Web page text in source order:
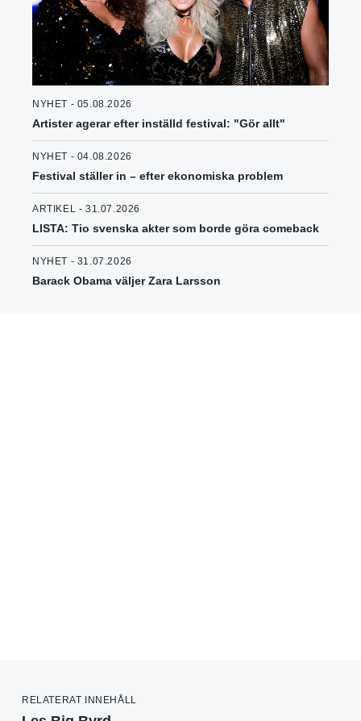
NYHET - 05.08.2026
Artister agerar efter inställd festival: "Gör allt"
NYHET - 04.08.2026
Festival ställer in – efter ekonomiska problem
ARTIKEL - 31.07.2026
LISTA: Tio svenska akter som borde göra comeback
NYHET - 31.07.2026
Barack Obama väljer Zara Larsson
RELATERAT INNEHÅLL